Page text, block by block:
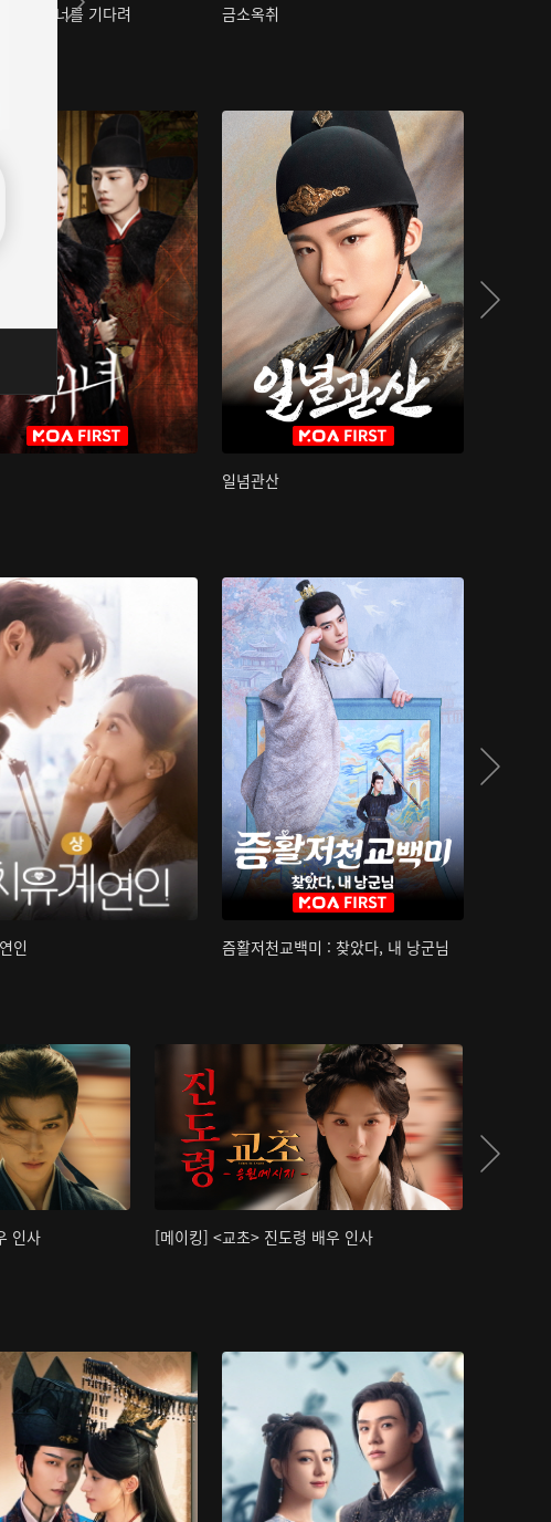
등니 : 너를 기다려 금소옥취
일념관산
인 즘활저천교백미 : 찾았다, 내 낭군님
인사 [메이킹] <교초> 진도령 배우 인사